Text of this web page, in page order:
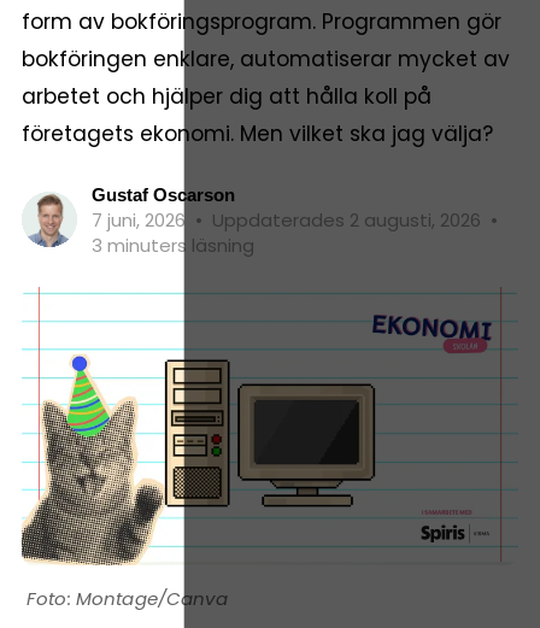
form av bokföringsprogram. Programmen gör
bokföringen enklare, automatiserar mycket av
arbetet och hjälper dig att hålla koll på
företagets ekonomi. Men vilket ska jag välja?
Gustaf Oscarson
7 juni, 2026 • Uppdaterades 2 augusti, 2026 •
3 minuters läsning
Montage/Canva